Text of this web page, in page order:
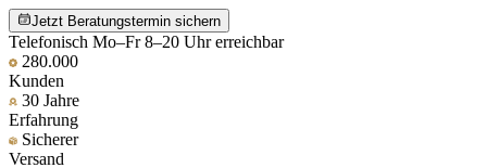
Jetzt Beratungstermin sichern
Telefonisch Mo–Fr 8–20 Uhr erreichbar
280.000
Kunden
30 Jahre
Erfahrung
Sicherer
Versand